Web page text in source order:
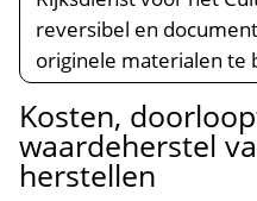
reversibel en
originele materialen te
Kosten,
waardeherstel
herstellen